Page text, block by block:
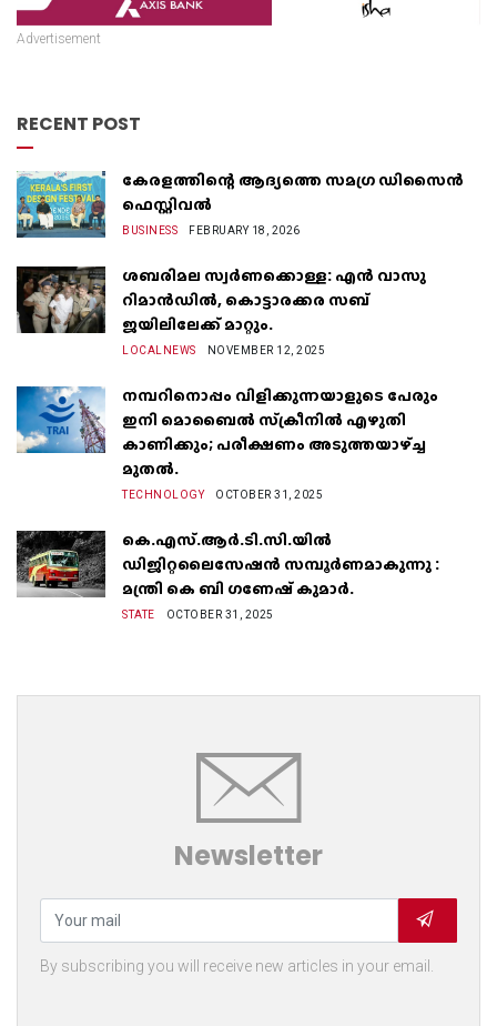
Advertisement
RECENT POST
കേരളത്തിന്റെ ആദ്യത്തെ സമഗ്ര ഡിസൈൻ
ഫെസ്റ്റിവൽ
BUSINESS FEBRUARY 18, 2026
ശബരിമല സ്വർണക്കൊള്ള: എൻ വാസു
റിമാൻഡിൽ, കൊട്ടാരക്കര സബ്
ജയിലിലേക്ക് മാറ്റും.
LOCALNEWS NOVEMBER 12, 2025
നമ്പറിനൊപ്പം വിളിക്കുന്നയാളുടെ പേരും
ഇനി മൊബൈൽ സ്‌ക്രീനില്‍ എഴുതി
കാണിക്കും; പരീക്ഷണം അടുത്തയാഴ്‌ച്ച
മുതല്‍.
TECHNOLOGY OCTOBER 31, 2025
കെ.എസ്.ആർ.ടി.സി.യിൽ
ഡിജിറ്റലൈസേഷൻ സമ്പൂർണമാകുന്നു :
മന്ത്രി കെ ബി ഗണേഷ് കുമാർ.
STATE OCTOBER 31, 2025
Newsletter
By subscribing you will receive new articles in your email.